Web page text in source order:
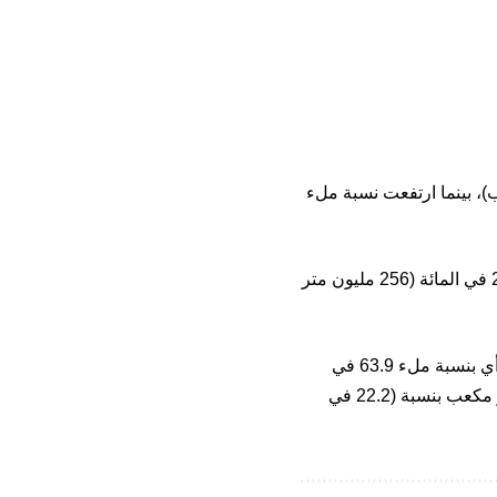
في المائة (331.2 مليون متر مكعب)، بينما ارتفعت نسبة ملء
في المقابل، انخفضت نسبة ملء سدي بين الويدان وإدريس الأول على التوالي إلى 21.1 في المائة (256 مليون متر
من جهته ، سجل سد سيدي محمد بن عبد الله منسوبا يقدر بـ 623.3 مليون متر مكعب أي بنسبة ملء 63.9 في
المائة ، بينما سجل سد أحمد الحنصالي (إقليم بني ملال) حجما يقدر بـ 148.5 مليون متر مكعب بنسبة (22.2 في